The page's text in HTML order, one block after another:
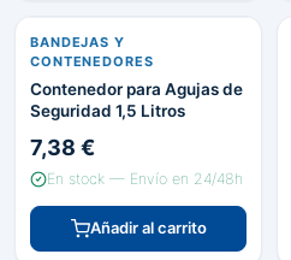
BANDEJAS Y
CONTENEDORES
Contenedor para Agujas de
Seguridad 1,5 Litros
7,38 €
En stock — Envío en 24/48h
Añadir al carrito